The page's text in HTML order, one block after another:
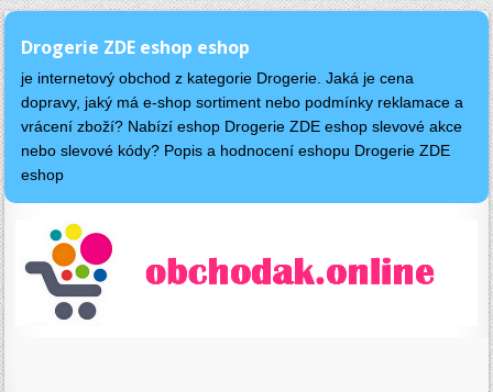
Drogerie ZDE eshop eshop
je internetový obchod z kategorie Drogerie. Jaká je cena
dopravy, jaký má e-shop sortiment nebo podmínky reklamace a
vrácení zboží? Nabízí eshop Drogerie ZDE eshop slevové akce
nebo slevové kódy? Popis a hodnocení eshopu Drogerie ZDE
eshop